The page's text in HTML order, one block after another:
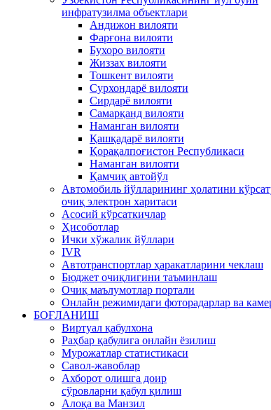
инфратузилма объектлари
Андижон вилояти
Фарғона вилояти
Бухоро вилояти
Жиззах вилояти
Тошкент вилояти
Сурхондарё вилояти
Сирдарё вилояти
Самарқанд вилояти
Наманган вилояти
Қашқадарё вилояти
Қорақалпоғистон Республикаси
Наманган вилояти
Қамчиқ автойўл
Автомобиль йўлларининг ҳолатини
очиқ электрон харитаси
Асосий кўрсаткичлар
Ҳисоботлар
Ички хўжалик йўллари
IVR
Автотранспортлар ҳаракатларини чеклаш
Бюджет очиқлигини таъминлаш
Очиқ маълумотлар портали
Онлайн режимидаги фоторадарлар ва
БОҒЛАНИШ
Виртуал қабулхона
Раҳбар қабулига онлайн ёзилиш
Мурожатлар статистикаси
Савол-жавоблар
Ахборот олишга доир
сўровларни қабул қилиш
Алоқа ва Манзил